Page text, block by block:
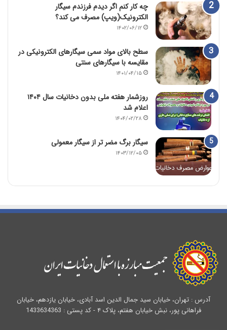
چه کار کنم اگر دیدم فرزندم سیگار
الکترونیک(ویپ) مصرف می کند؟
۱۴۰۲/۰۶/۱۲
سطح بالای مواد سمی سیگارهای الکترونیکی در
مقایسه با سیگارهای سنتی
۱۴۰۱/۰۴/۱۵
روزشمار هفته ملی بدون دخانیات سال ۱۴۰۴
اعلام شد
۱۴۰۴/۰۲/۲۸
سیگار برگ مضر تر از سیگار معمولی
۱۴۰۳/۱۲/۰۵
آدرس : تهران، خیابان سید جمال الدین اسد آبادی، خیابان یازدهم، خیابان
فراهانی پور، نبش خیابان هفتم، پلاک ۴ - کد پستی : 1433634363